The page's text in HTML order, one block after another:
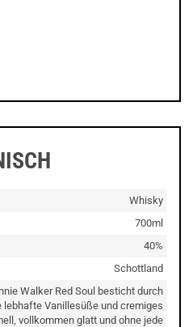
Whisky
700ml
40%
Schottland
Walker Red Soul besticht durch
lebhafte Vanillesüße und cremiges
vollkommen glatt und ohne jede